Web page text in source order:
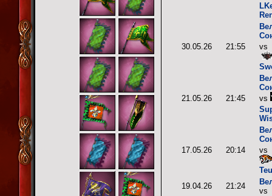
30.05.26 21:55
vs
21.05.26 21:45
vs
17.05.26 20:14
vs
19.04.26
21:24
vs